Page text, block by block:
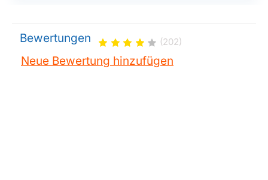
Bewertungen (202)
Neue Bewertung hinzufügen